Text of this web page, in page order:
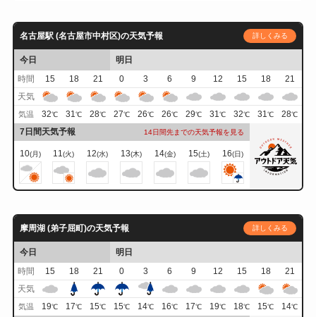
名古屋駅 (名古屋市中村区)の天気予報 詳しくみる
今日
明日
時間
15 18 21 0 3 6 9 12 15 18
21
天気
気温 32℃ 31℃ 28℃ 27℃ 26℃ 26℃ 29℃ 31℃ 32℃ 31℃ 28℃
7日間天気予報 14日間先までの天気予報を見る
10(月) 11(火) 12(水) 13(木) 14(金) 15(土) 16(日)
摩周湖 (弟子屈町)の天気予報 詳しくみる
今日
明日
時間
15 18 21 0 3 6 9 12 15 18
21
天気
気温 19℃ 17℃ 15℃ 15℃ 14℃ 16℃ 17℃ 19℃ 18℃ 15℃ 14℃